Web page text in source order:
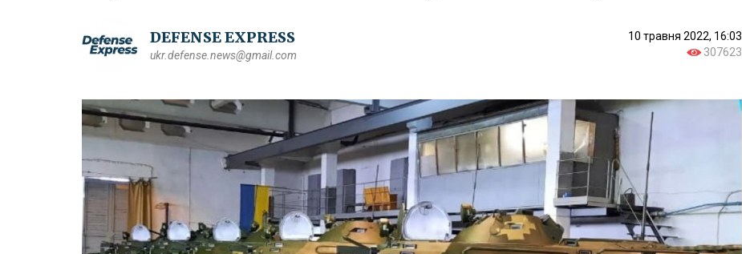
DEFENSE EXPRESS
ukr.defense.news@gmail.com
10 травня 2022, 16:03
307623